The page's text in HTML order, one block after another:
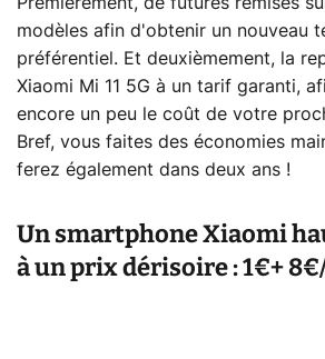
modèles afin d'obtenir un nouveau
préférentiel. Et deuxièmement, la
Xiaomi Mi 11 5G à un tarif garanti,
encore un peu le coût de votre
Bref, vous faites des économies
ferez également dans deux ans !
Un smartphone Xiaomi
à un prix dérisoire : 1€+